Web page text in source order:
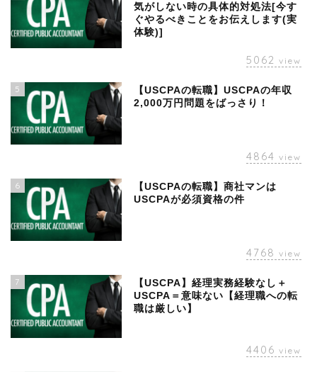
気がしない時の具体的対処法[今す
ぐやるべきことをお伝えします(実
体験)]
5062 view
5
【USCPAの転職】USCPAの年収
2,000万円問題をばっさり！
4864 view
6
【USCPAの転職】商社マンは
USCPAが必須資格の件
4768 view
7
【USCPA】経理実務経験なし＋
USCPA＝意味ない【経理職への転
職は厳しい】
4406 view